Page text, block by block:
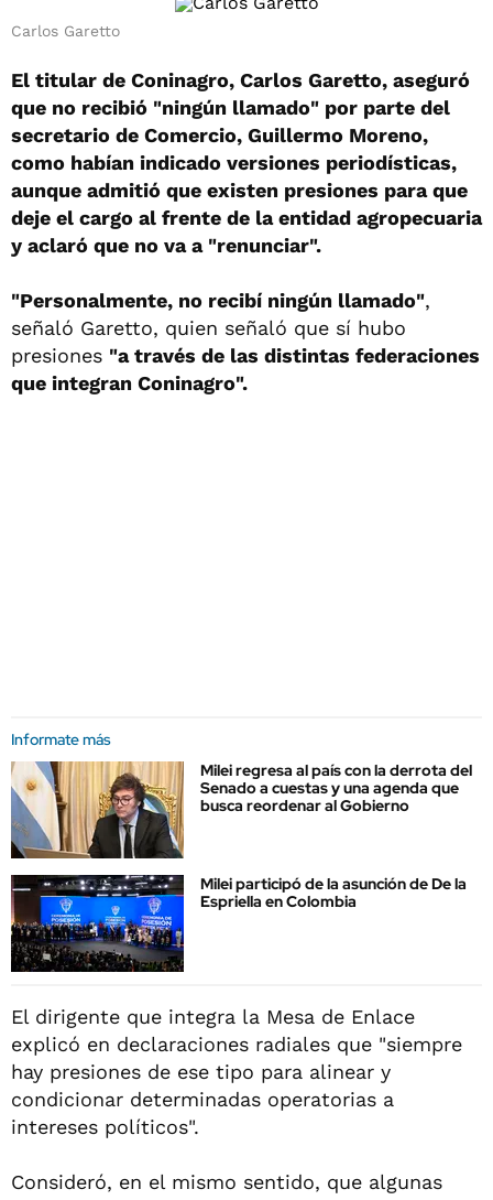
Carlos Garetto
El titular de Coninagro, Carlos Garetto, aseguró
que no recibió "ningún llamado" por parte del
secretario de Comercio, Guillermo Moreno,
como habían indicado versiones periodísticas,
aunque admitió que existen presiones para que
deje el cargo al frente de la entidad agropecuaria
y aclaró que no va a "renunciar".
"Personalmente, no recibí ningún llamado",
señaló Garetto, quien señaló que sí hubo
presiones "a través de las distintas federaciones
que integran Coninagro".
Informate más
Milei regresa al país con la derrota del
Senado a cuestas y una agenda que
busca reordenar al Gobierno
Milei participó de la asunción de De la
Espriella en Colombia
El dirigente que integra la Mesa de Enlace
explicó en declaraciones radiales que "siempre
hay presiones de ese tipo para alinear y
condicionar determinadas operatorias a
intereses políticos".
Consideró, en el mismo sentido, que algunas